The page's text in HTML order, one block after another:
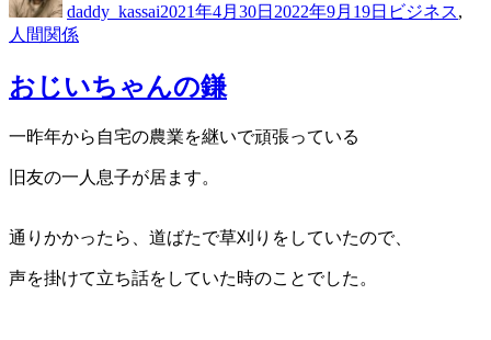
者
daddy_kassai日:
2021年4月30日 2022年9月19日ゴ
ビジネス,
人間関係
おじいちゃんの鎌
一昨年から自宅の農業を継いで頑張っている
旧友の一人息子が居ます。
通りかかったら、道ばたで草刈りをしていたので、
声を掛けて立ち話をしていた時のことでした。